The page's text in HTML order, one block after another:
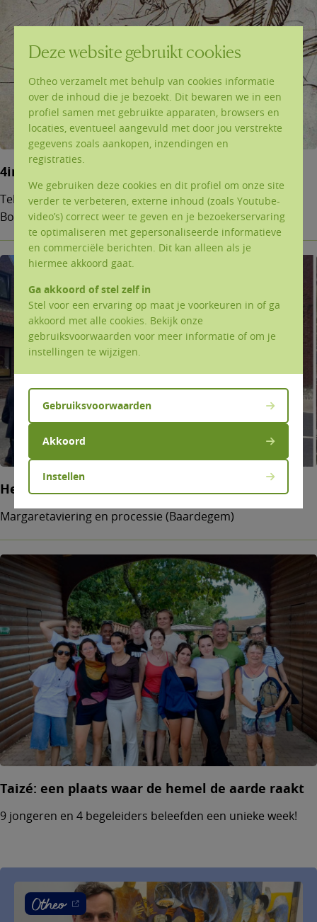
4ingen op Ten Bos
Teksten (pdf) en powerpoints (ppt) van de 4ingen op Ten
Bos.
Het feest van Margareta
Margaretaviering en processie (Baardegem)
Taizé: een plaats waar de hemel de aarde raakt
9 jongeren en 4 begeleiders beleefden een unieke week!
Deze website gebruikt cookies
Otheo verzamelt met behulp van cookies informatie
over de inhoud die je bezoekt. Dit bewaren we in een
profiel samen met gebruikte apparaten, browsers en
locaties, eventueel aangevuld met door jou verstrekte
gegevens zoals aankopen, inzendingen en
registraties.
We gebruiken deze cookies en dit profiel om onze site
verder te verbeteren, externe inhoud (zoals Youtube-
video’s) correct weer te geven en je bezoekerservaring
te optimaliseren met gepersonaliseerde informatieve
en commerciële berichten. Dit kan alleen als je
hiermee akkoord gaat.
Ga akkoord of stel zelf in
Stel voor een ervaring op maat je voorkeuren in of ga
akkoord met alle cookies. Bekijk onze
gebruiksvoorwaarden voor meer informatie of om je
instellingen te wijzigen.
Gebruiksvoorwaarden
Akkoord
Instellen